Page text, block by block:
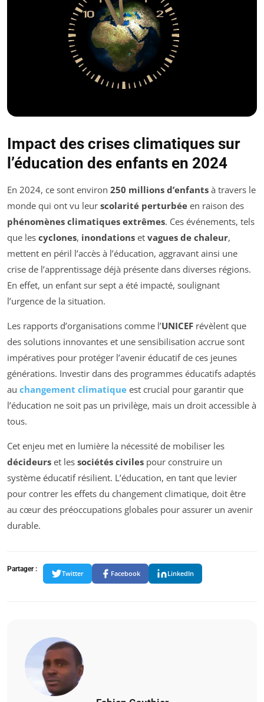
Impact des crises climatiques sur
l’éducation des enfants en 2024
En 2024, ce sont environ 250 millions d’enfants à travers le
monde qui ont vu leur scolarité perturbée en raison des
phénomènes climatiques extrêmes. Ces événements, tels
que les cyclones, inondations et vagues de chaleur,
mettent en péril l’accès à l’éducation, aggravant ainsi une
crise de l’apprentissage déjà présente dans diverses régions.
En effet, un enfant sur sept a été impacté, soulignant
l’urgence de la situation.
Les rapports d’organisations comme l’UNICEF révèlent que
des solutions innovantes et une sensibilisation accrue sont
impératives pour protéger l’avenir éducatif de ces jeunes
générations. Investir dans des programmes éducatifs adaptés
au changement climatique est crucial pour garantir que
l’éducation ne soit pas un privilège, mais un droit accessible à
tous.
Cet enjeu met en lumière la nécessité de mobiliser les
décideurs et les sociétés civiles pour construire un
système éducatif résilient. L’éducation, en tant que levier
pour contrer les effets du changement climatique, doit être
au cœur des préoccupations globales pour assurer un avenir
durable.
Partager :
Twitter Facebook LinkedIn